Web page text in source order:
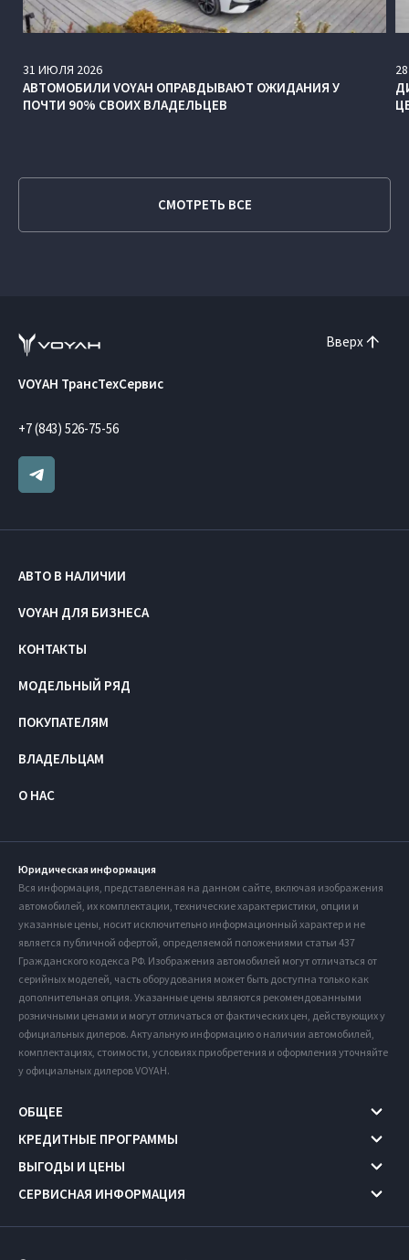
31 ИЮЛЯ 2026
АВТОМОБИЛИ VOYAH ОПРАВДЫВАЮТ ОЖИДАНИЯ У
ПОЧТИ 90% СВОИХ ВЛАДЕЛЬЦЕВ
28
СМОТРЕТЬ ВСЕ
Вверх
VOYAH ТрансТехСервис
+7 (843) 526-75-56
АВТО В НАЛИЧИИ
VOYAH ДЛЯ БИЗНЕСА
КОНТАКТЫ
МОДЕЛЬНЫЙ РЯД
ПОКУПАТЕЛЯМ
ВЛАДЕЛЬЦАМ
О НАС
Юридическая информация
Вся информация, представленная на данном сайте, включая изображения
автомобилей, их комплектации, технические характеристики, опции и
указанные цены, носит исключительно информационный характер и не
является публичной офертой, определяемой положениями статьи 437
Гражданского кодекса РФ. Изображения автомобилей могут отличаться от
серийных моделей, часть оборудования может быть доступна только как
дополнительная опция. Указанные цены являются рекомендованными
розничными ценами и могут отличаться от фактических цен, действующих у
официальных дилеров. Актуальную информацию о наличии автомобилей,
комплектациях, стоимости, условиях приобретения и оформления уточняйте
у официальных дилеров VOYAH.
ОБЩЕЕ
КРЕДИТНЫЕ ПРОГРАММЫ
ВЫГОДЫ И ЦЕНЫ
СЕРВИСНАЯ ИНФОРМАЦИЯ